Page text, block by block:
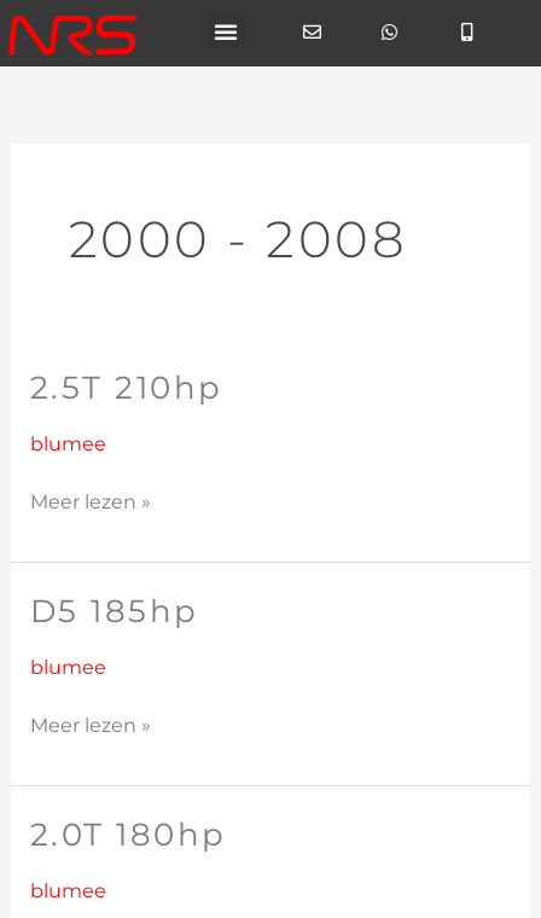
Ga
naar
de
2000 - 2008
2.5T 210hp
blumee
2.5T
Meer lezen »
D5 185hp
blumee
D5
Meer lezen »
2.0T 180hp
blumee
2.0T